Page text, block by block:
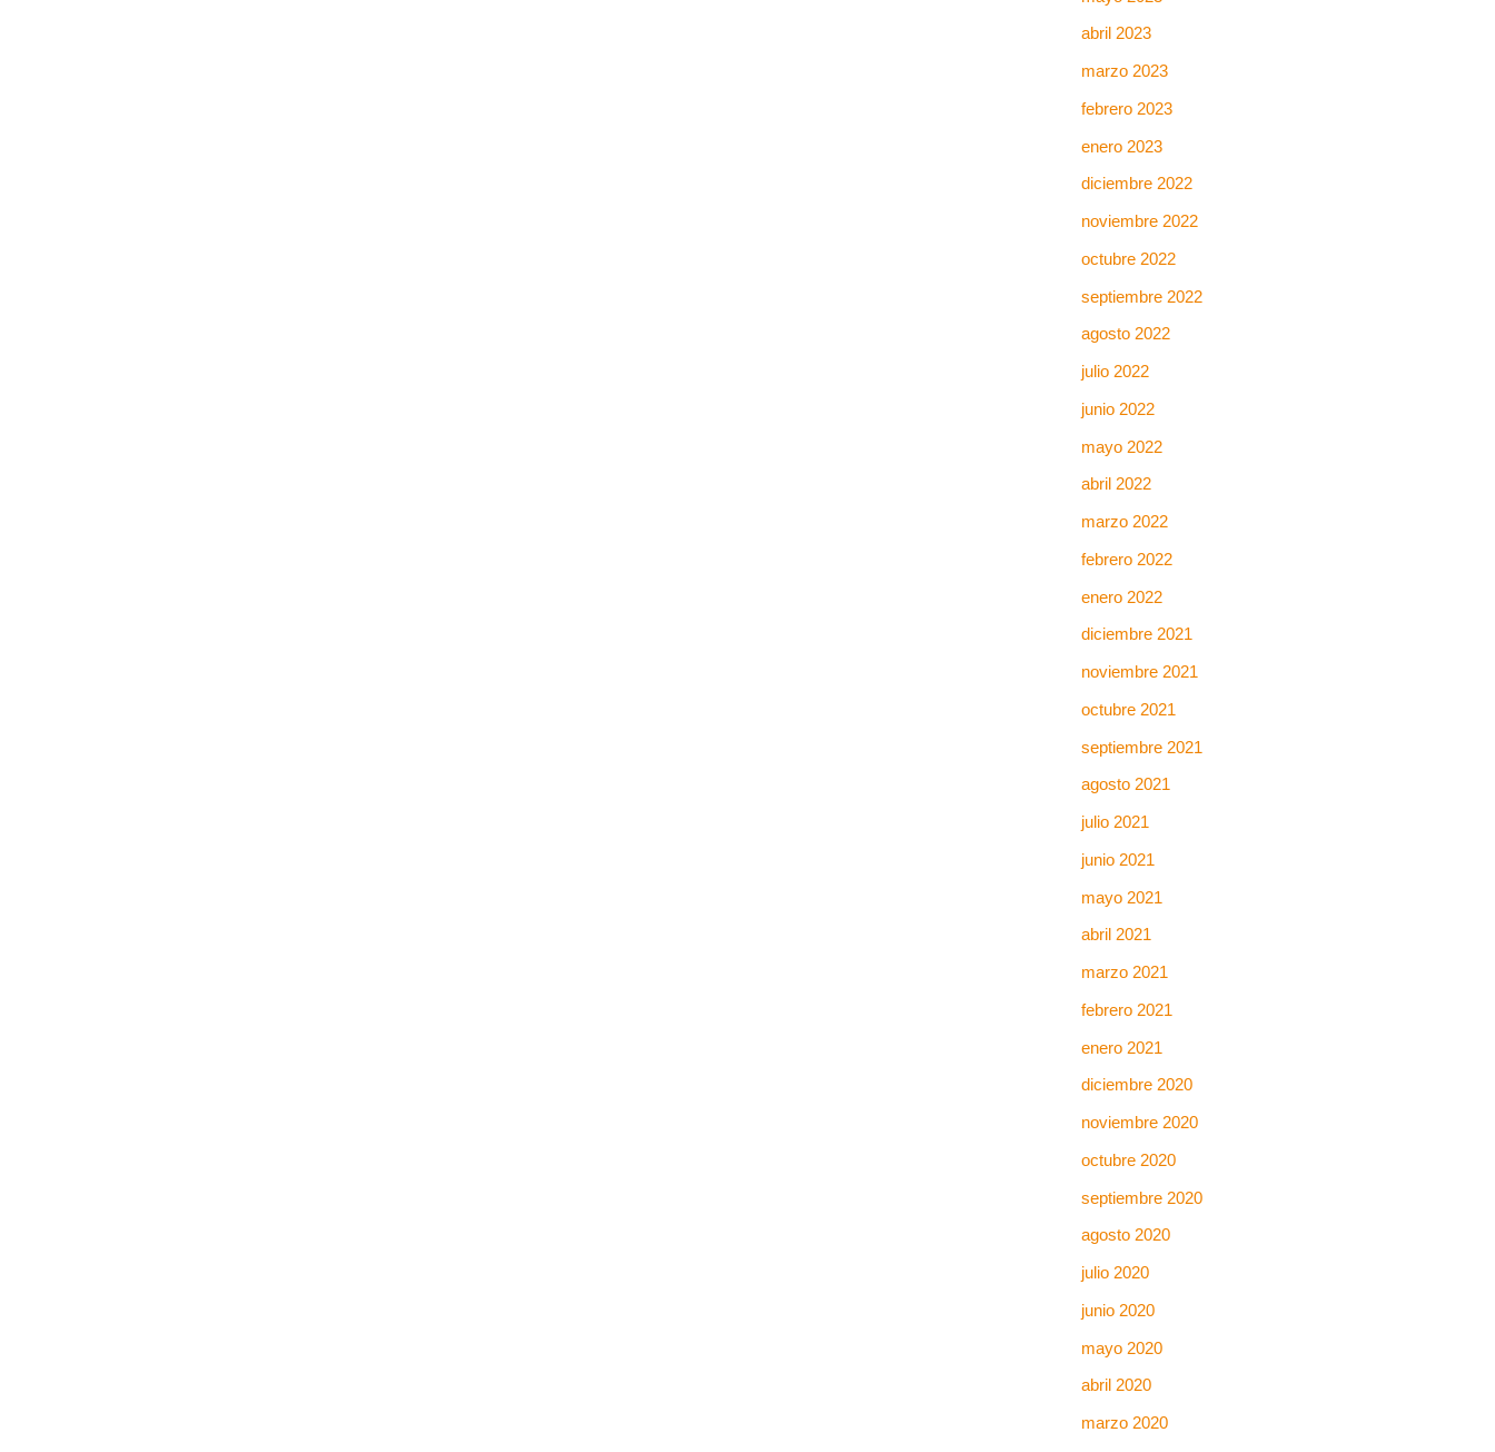
abril 2023
marzo 2023
febrero 2023
enero 2023
diciembre 2022
noviembre 2022
octubre 2022
septiembre 2022
agosto 2022
julio 2022
junio 2022
mayo 2022
abril 2022
marzo 2022
febrero 2022
enero 2022
diciembre 2021
noviembre 2021
octubre 2021
septiembre 2021
agosto 2021
julio 2021
junio 2021
mayo 2021
abril 2021
marzo 2021
febrero 2021
enero 2021
diciembre 2020
noviembre 2020
octubre 2020
septiembre 2020
agosto 2020
julio 2020
junio 2020
mayo 2020
abril 2020
marzo 2020